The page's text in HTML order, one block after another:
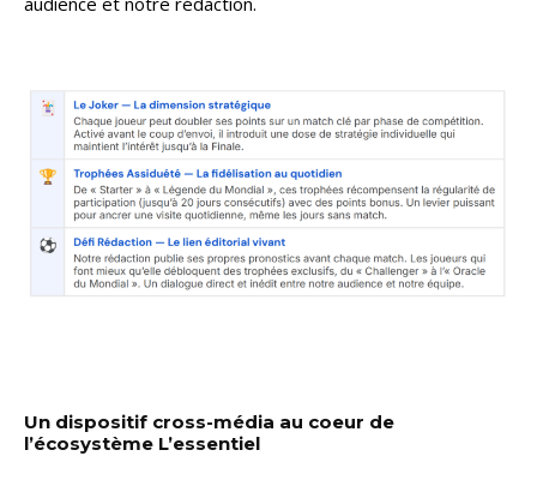
Un dispositif cross-média au coeur de
l’écosystème L’essentiel